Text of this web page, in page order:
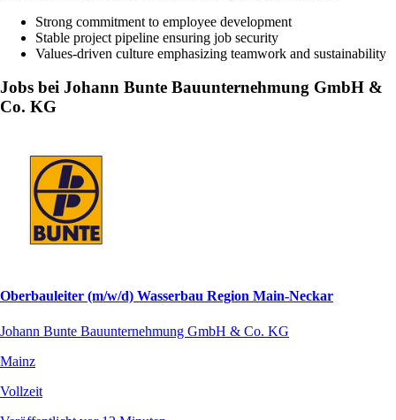
Strong commitment to employee development
Stable project pipeline ensuring job security
Values-driven culture emphasizing teamwork and sustainability
Jobs bei Johann Bunte Bauunternehmung GmbH &
Co. KG
Oberbauleiter (m/w/d) Wasserbau Region Main-Neckar
Johann Bunte Bauunternehmung GmbH & Co. KG
Mainz
Vollzeit